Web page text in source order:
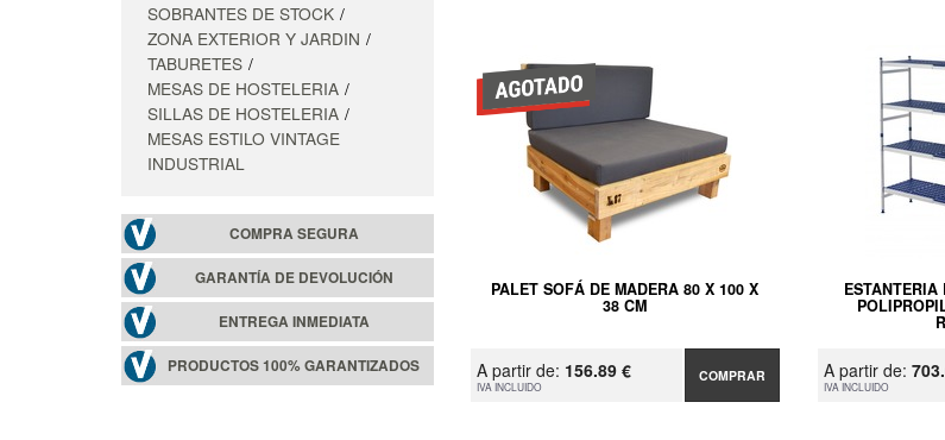
SOBRANTES DE STOCK
ZONA EXTERIOR Y JARDIN
TABURETES
MESAS DE HOSTELERIA
SILLAS DE HOSTELERIA
MESAS ESTILO VINTAGE
INDUSTRIAL
COMPRA SEGURA
GARANTÍA DE DEVOLUCIÓN
ENTREGA INMEDIATA
PRODUCTOS 100% GARANTIZADOS
PALET SOFÁ DE MADERA 80 X 100 X
38 CM
A partir de: 156.89 €
IVA INCLUIDO
COMPRAR A partir de:
IVA INCLUIDO